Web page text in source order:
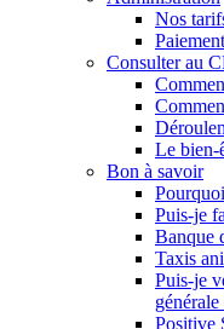
Nos
Paiement
Consulter au
Le bien-
Bon à savoir
Puis-je
Banque
Taxis
Puis-je
générale
Positive